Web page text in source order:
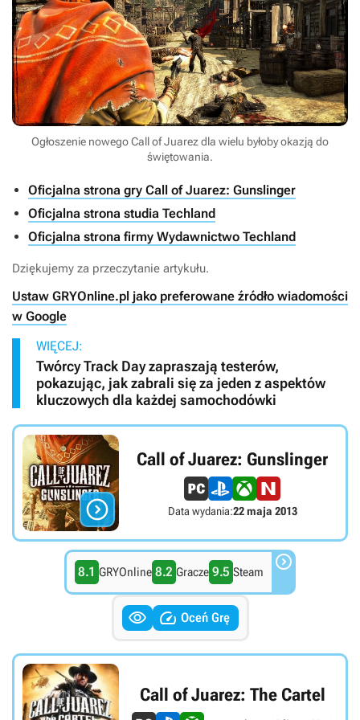
Ogłoszenie nowego Call of Juarez dla wielu byłoby okazją do
świętowania.
Oficjalna strona gry Call of Juarez: Gunslinger
Oficjalna strona studia Techland
Oficjalna strona firmy Wydawnictwo Techland
Dziękujemy za przeczytanie artykułu.
Ustaw GRYOnline.pl jako preferowane źródło wiadomości
w Google
WIĘCEJ:
Twórcy Track Day zapraszają testerów,
pokazując, jak zabrali się za jeden z aspektów
kluczowych dla każdej samochodówki

Call of Juarez: Gunslinger
Data wydania:22 maja 2013
8.1 GRYOnline 8.2 Gracze 9.5 Steam 
  Oceń Grę
Call of Juarez: The Cartel